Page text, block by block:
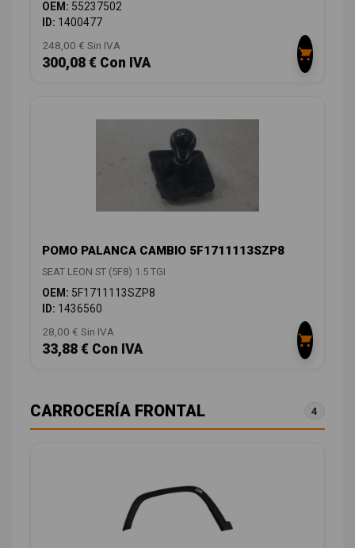
OEM: 55237502
ID: 1400477
248,00 € Sin IVA
300,08 € Con IVA
POMO PALANCA CAMBIO 5F1711113SZP8
SEAT LEON ST (5F8) 1.5 TGI
OEM: 5F1711113SZP8
ID: 1436560
28,00 € Sin IVA
33,88 € Con IVA
CARROCERÍA FRONTAL 4